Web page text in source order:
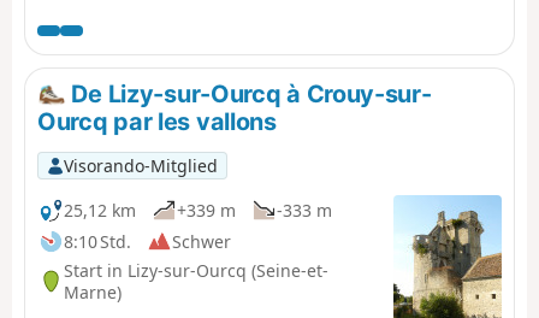
Naturschutzgebiet.
De Lizy-sur-Ourcq à Crouy-sur-
Ourcq par les vallons
Visorando-Mitglied
25,12 km
+339 m
-333 m
8:10 Std.
Schwer
Start in Lizy-sur-Ourcq (Seine-et-
Marne)